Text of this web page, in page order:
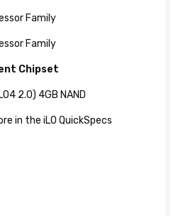
Family
Family
Chipset
2.0) 4GB NAND
in the iLO QuickSpecs